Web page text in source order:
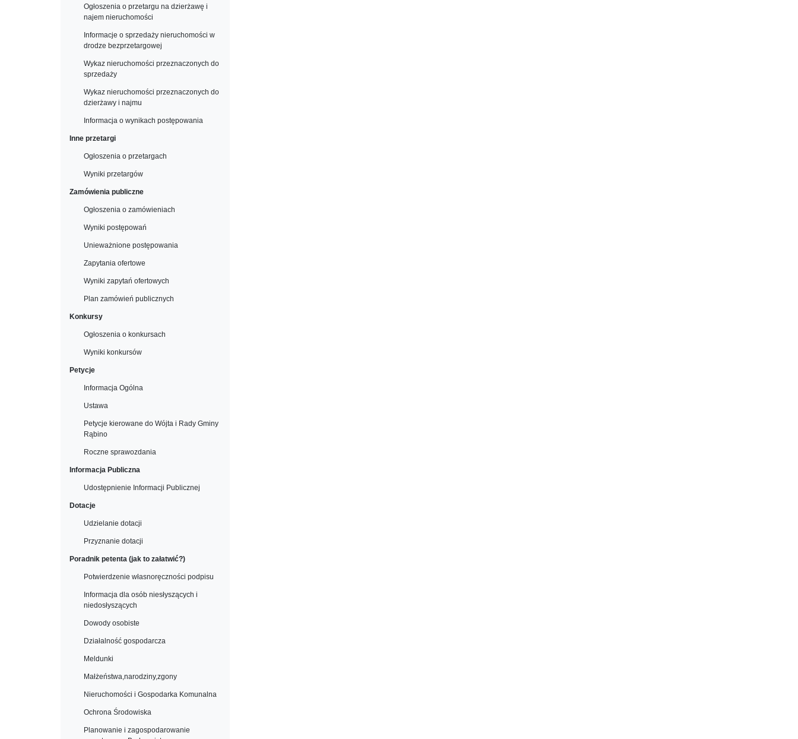
Ogłoszenia o przetargu na dzierżawę i
najem nieruchomości
Informacje o sprzedaży nieruchomości w
drodze bezprzetargowej
Wykaz nieruchomości przeznaczonych do
sprzedaży
Wykaz nieruchomości przeznaczonych do
dzierżawy i najmu
Informacja o wynikach postępowania
Inne przetargi
Ogłoszenia o przetargach
Wyniki przetargów
Zamówienia publiczne
Ogłoszenia o zamówieniach
Wyniki postępowań
Unieważnione postępowania
Zapytania ofertowe
Wyniki zapytań ofertowych
Plan zamówień publicznych
Konkursy
Ogłoszenia o konkursach
Wyniki konkursów
Petycje
Informacja Ogólna
Ustawa
Petycje kierowane do Wójta i Rady Gminy
Rąbino
Roczne sprawozdania
Informacja Publiczna
Udostępnienie Informacji Publicznej
Dotacje
Udzielanie dotacji
Przyznanie dotacji
Poradnik petenta (jak to załatwić?)
Potwierdzenie własnoręczności podpisu
Informacja dla osób niesłyszących i
niedosłyszących
Dowody osobiste
Działalność gospodarcza
Meldunki
Małżeństwa,narodziny,zgony
Nieruchomości i Gospodarka Komunalna
Ochrona Środowiska
Planowanie i zagospodarowanie